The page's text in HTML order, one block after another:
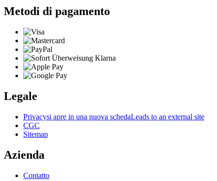
Metodi di pagamento
Legale
Privacysi apre in una nuova schedaLeads to an external site
CGC
Sitemap
Azienda
Contatto